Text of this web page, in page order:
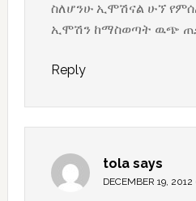
ስለሆንሁ ኢሞሽናል ሁኘ
ኢሞሽን ከማስወጣት ዉጭ
Reply
tola says
DECEMBER 19,